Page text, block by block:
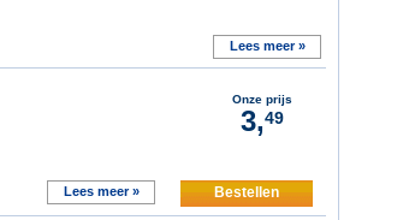
Lees meer »
Lees meer »
Onze prijs
3,49
Bestellen